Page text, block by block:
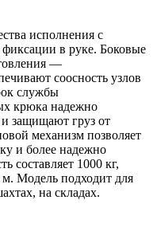
исполнения с
в руке. Боковые
—
соосность узлов
службы
крюка надежно
защищают груз от
механизм позволяет
и более надежно
составляет 1000 кг,
Модель подходит для
на складах.